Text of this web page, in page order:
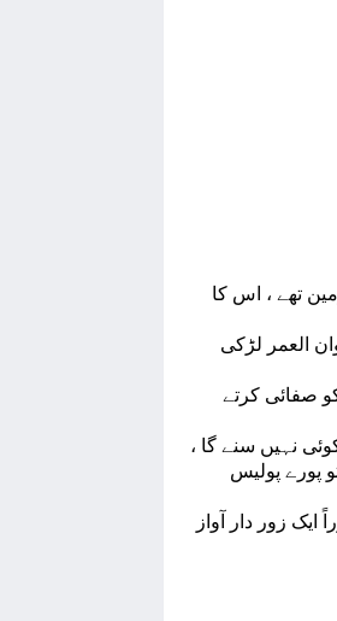
تھے ، اس کا
العمر لڑکی
صفائی کرتے
نہیں سنے گا ،
پورے پولیس
زور دار آواز